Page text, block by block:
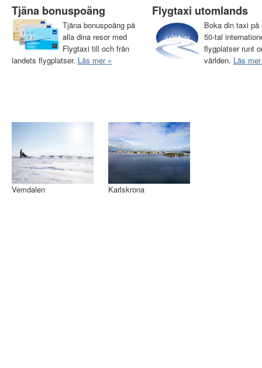
Tjäna bonuspoäng
Tjäna bonuspoäng på
alla dina resor med
Flygtaxi till och från
landets flygplatser. Läs mer »
Flygtaxi utomlands
Boka din taxi på
50-tal
flygplatser runt
världen. Läs
Vemdalen Karlskrona